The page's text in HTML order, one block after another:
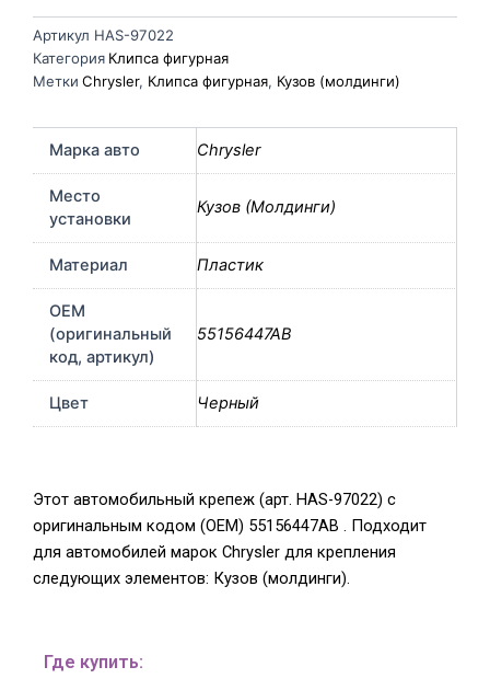
Артикул HAS-97022
Категория Клипса фигурная
Метки Chrysler, Клипса фигурная, Кузов (молдинги)
Марка авто Chrysler
Место
установки
Кузов (Молдинги)
Материал Пластик
OEM
(оригинальный
код, артикул)
55156447AB
Цвет Черный
Этот автомобильный крепеж (арт. HAS-97022) с
оригинальным кодом (OEM) 55156447AB . Подходит
для автомобилей марок Chrysler для крепления
следующих элементов: Кузов (молдинги).
Где купить: